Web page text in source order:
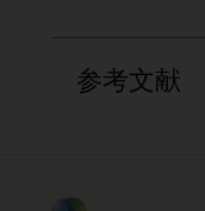
参考文献